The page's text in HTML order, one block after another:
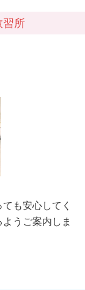
習所
も安心してく
うご案内しま